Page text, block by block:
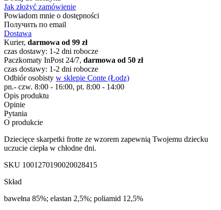
Jak złożyć zamówienie
Powiadom mnie o dostępności
Получить по email
Dostawa
Kurier, darmowa od 99 zł
czas dostawy: 1-2 dni robocze
Paczkomaty InPost 24/7, darmowa od 50 zł
czas dostawy: 1-2 dni robocze
Odbiór osobisty w sklepie Conte (Łodz)
pn.- czw. 8:00 - 16:00, pt. 8:00 - 14:00
Opis produktu
Opinie
Pytania
O produkcie
Dziecięce skarpetki frotte ze wzorem zapewnią Twojemu dziecku
uczucie ciepła w chłodne dni.
SKU 1001270190020028415
Skład
bawełna 85%; elastan 2,5%; poliamid 12,5%